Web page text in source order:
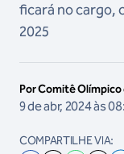
ficará no cargo,
2025
Por Comitê Olímpico
9 de abr, 2024 às
COMPARTILHE VIA: